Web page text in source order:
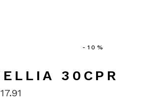
-10%
30CPR
17.91